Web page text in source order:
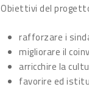
Obiettivi del
rafforzare i
migliorare il
arricchire la
favorire ed